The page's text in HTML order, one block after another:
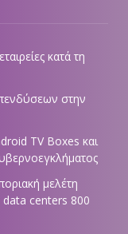
κατά τη
στην
TV Boxes και
μελέτη
data centers 800